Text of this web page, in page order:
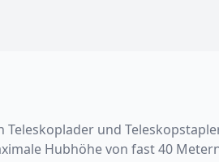
und
Hubhöhe von fast 40